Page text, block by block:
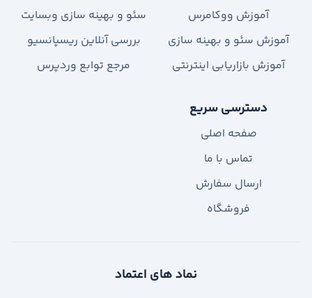
آموزش ووکامرس
آموزش سئو و بهینه سازی
آموزش بازاریابی اینترنتی
سئو و بهینه سازی وبسایت
بررسی آنلاین ریسپانسیو
مرجع توابع وردپرس
دسترسی سریع
صفحه اصلی
تماس با ما
ارسال سفارش
فروشگاه
نماد های اعتماد